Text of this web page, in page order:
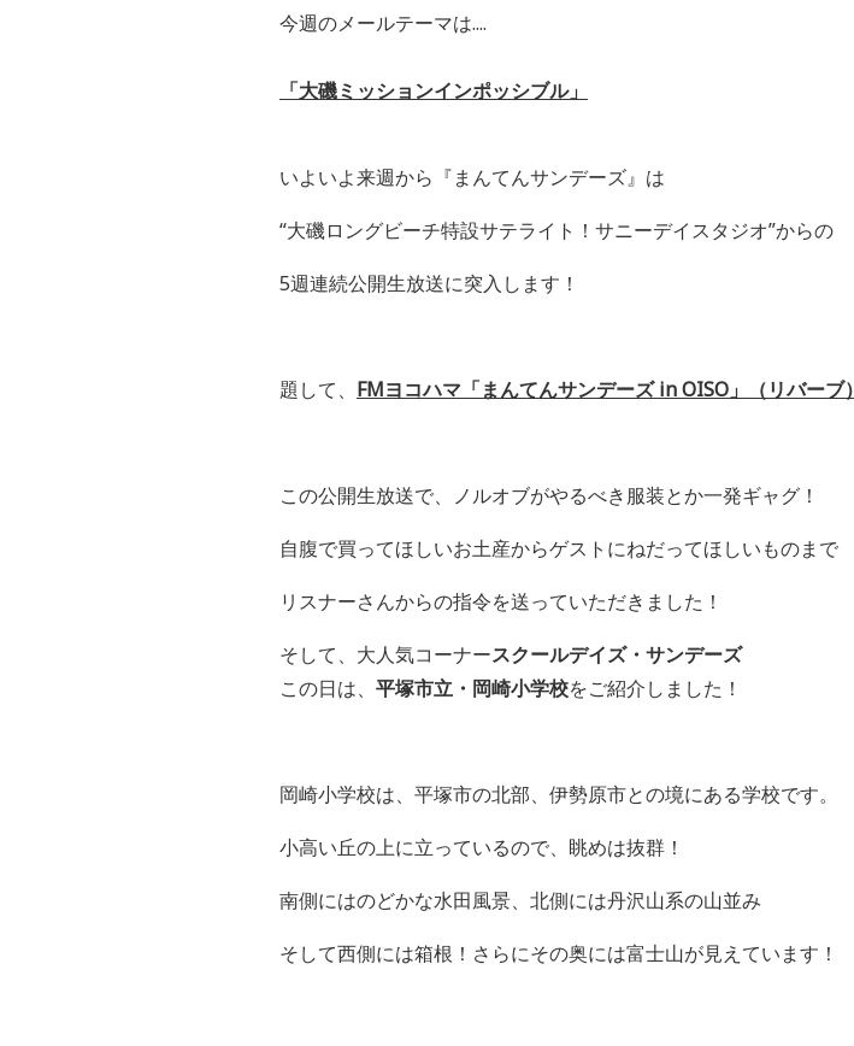
今週のメールテーマは....
「大磯ミッションインポッシブル」
いよいよ来週から『まんてんサンデーズ』は
“大磯ロングビーチ特設サテライト！サニーデイスタジオ”からの
5週連続公開生放送に突入します！
題して、 FMヨコハマ「まんてんサンデーズin OISO 」（リバーブ）
この公開生放送で、ノルオブがやるべき服装とか一発ギャグ！
自腹で買ってほしいお土産からゲストにねだってほしいものまで
リスナーさんからの指令を送っていただきました！
そして、大人気コーナースクールデイズ・サンデーズ
この日は、 平塚市立・岡崎小学校をご紹介しました！
岡崎小学校は、平塚市の北部、伊勢原市との境にある学校です。
小高い丘の上に立っているので、眺めは抜群！
南側にはのどかな水田風景、北側には丹沢山系の山並み
そして西側には箱根！さらにその奥には富士山が見えています！